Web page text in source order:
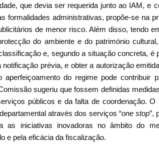
que devia ser requerida junto ao IAM, e
formalidades administrativas, propõe-se na
de menor risco. Além disso, tendo
do ambiente e do património
e, segundo a situação concreta, é
prévia, e obter a autorização
do regime pode contribuir
sugeriu que fossem definidas
públicos e da falta de coordenação. O
através dos serviços “one stop”,
as iniciativas inovadoras no âmbito do
e pela eficácia da fiscalização.